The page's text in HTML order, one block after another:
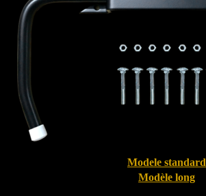
Modele standard
Modèle long